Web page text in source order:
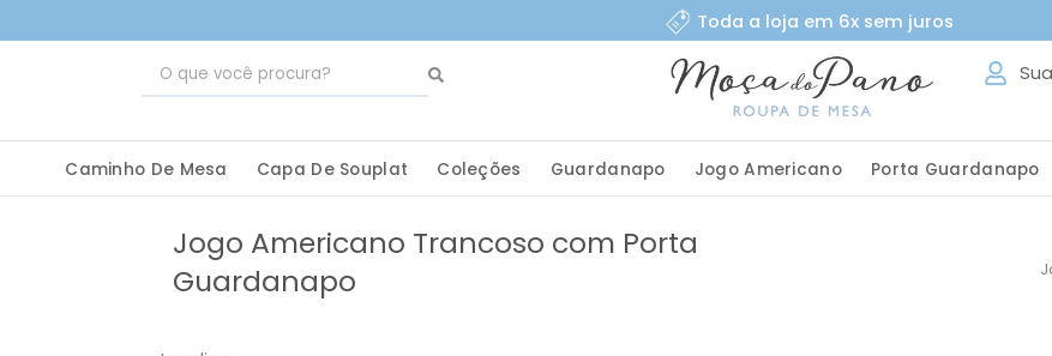
para
Toda a loja em 6x sem juros
Pesquisar
...
Caminho De Mesa Capa De Souplat Coleções Guardanapo Jogo Americano Porta Guardanapo
Jogo Americano Trancoso com Porta
Guardanapo